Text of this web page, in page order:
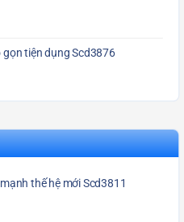
tiện dụng Scd3876
thế hệ mới Scd3811